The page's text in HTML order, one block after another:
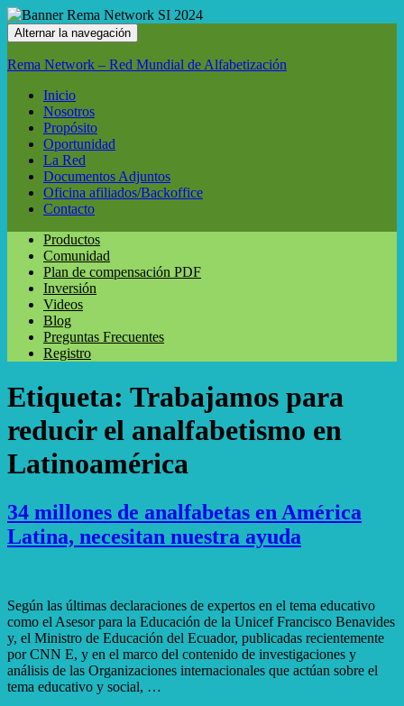
Alternar la navegación
Rema Network – Red Mundial de Alfabetización
Inicio
Nosotros
Propósito
Oportunidad
La Red
Documentos Adjuntos
Oficina afiliados/Backoffice
Contacto
Productos
Comunidad
Plan de compensación PDF
Inversión
Videos
Blog
Preguntas Frecuentes
Registro
Etiqueta: Trabajamos para
reducir el analfabetismo en
Latinoamérica
34 millones de analfabetas en América
Latina, necesitan nuestra ayuda
Según las últimas declaraciones de expertos en el tema educativo
como el Asesor para la Educación de la Unicef Francisco Benavides
y, el Ministro de Educación del Ecuador, publicadas recientemente
por CNN E, y en el marco del contenido de investigaciones y
análisis de las Organizaciones internacionales que actúan sobre el
tema educativo y social, …